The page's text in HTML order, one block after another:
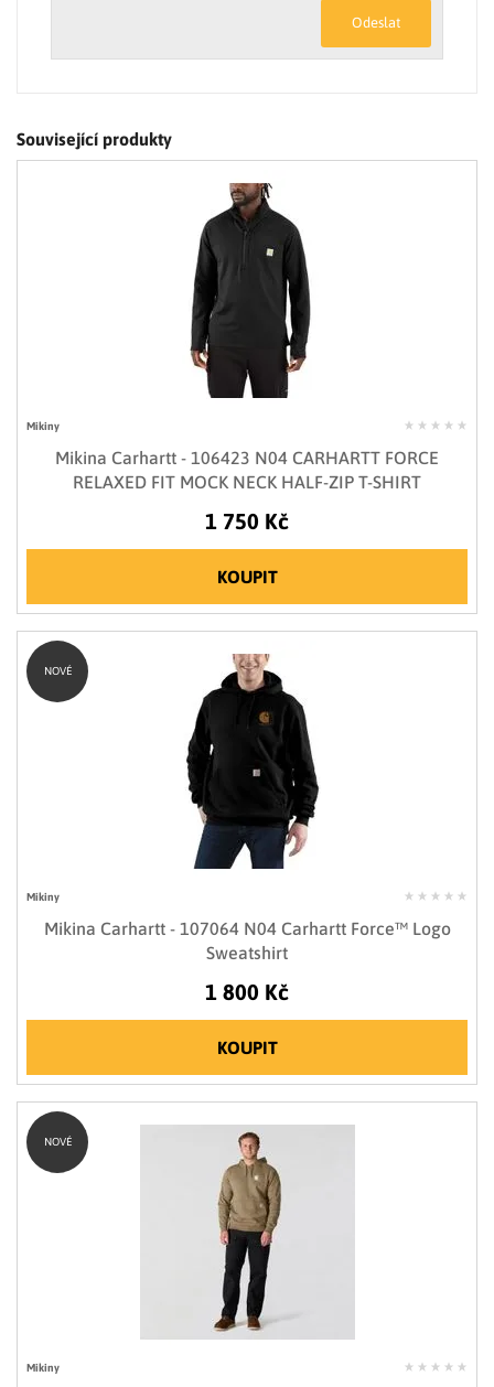
Odeslat
Související produkty
Mikiny
Mikina Carhartt - 106423 N04 CARHARTT FORCE
RELAXED FIT MOCK NECK HALF-ZIP T-SHIRT
1 750 Kč
KOUPIT
Mikiny
Mikina Carhartt - 107064 N04 Carhartt Force™ Logo
Sweatshirt
1 800 Kč
KOUPIT
NOVÉ
Mikiny
NOVÉ